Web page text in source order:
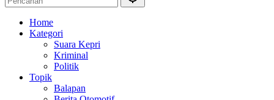
Home
Kategori
Suara Kepri
Kriminal
Politik
Topik
Balapan